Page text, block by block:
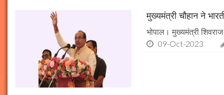
मुख्यमंत्री चौहान ने
भोपाल। मुख्यमंत्री
09-Oct-2023